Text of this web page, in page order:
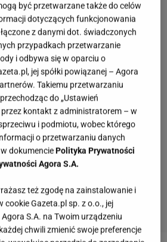
być przetwarzane także do celów
dotyczących funkcjonowania
z danymi dot. świadczonych
przypadkach przetwarzanie
i odbywa się w oparciu o
jej spółki powiązanej – Agora
Takiemu przetwarzaniu
do „Ustawień
kontakt z administratorem – w
i podmiotu, wobec którego
o przetwarzaniu danych
dokumenciePolityka Prywatności
Agora S.A.
też zgodę na zainstalowanie i
cookie Gazeta.pl sp. z o.o., jej
S.A. na Twoim urządzeniu
chwili zmienić swoje preferencje